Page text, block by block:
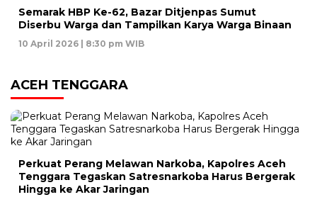
Semarak HBP Ke-62, Bazar Ditjenpas Sumut
Diserbu Warga dan Tampilkan Karya Warga Binaan
10 April 2026 | 8:30 pm WIB
ACEH TENGGARA
Perkuat Perang Melawan Narkoba, Kapolres Aceh
Tenggara Tegaskan Satresnarkoba Harus Bergerak
Hingga ke Akar Jaringan